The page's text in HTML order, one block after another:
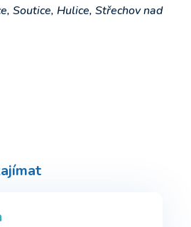
Soutice, Hulice, Střechov nad